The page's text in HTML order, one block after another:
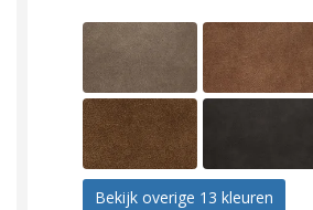
Bekijk overige 13 kleuren